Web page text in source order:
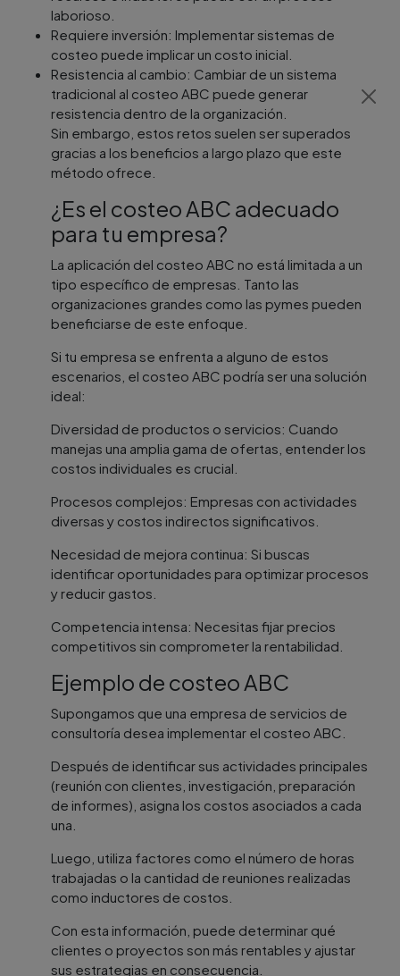
laborioso.
Requiere inversión: Implementar sistemas de
costeo puede implicar un costo inicial.
Resistencia al cambio: Cambiar de un sistema
tradicional al costeo ABC puede generar
resistencia dentro de la organización.
Sin embargo, estos retos suelen ser superados
gracias a los beneficios a largo plazo que este
método ofrece.
¿Es el costeo ABC adecuado
para tu empresa?
La aplicación del costeo ABC no está limitada a un
tipo específico de empresas. Tanto las
organizaciones grandes como las pymes pueden
beneficiarse de este enfoque.
Si tu empresa se enfrenta a alguno de estos
escenarios, el costeo ABC podría ser una solución
ideal:
Diversidad de productos o servicios: Cuando
manejas una amplia gama de ofertas, entender los
costos individuales es crucial.
Procesos complejos: Empresas con actividades
diversas y costos indirectos significativos.
Necesidad de mejora continua: Si buscas
identificar oportunidades para optimizar procesos
y reducir gastos.
Competencia intensa: Necesitas fijar precios
competitivos sin comprometer la rentabilidad.
Ejemplo de costeo ABC
Supongamos que una empresa de servicios de
consultoría desea implementar el costeo ABC.
Después de identificar sus actividades principales
(reunión con clientes, investigación, preparación
de informes), asigna los costos asociados a cada
una.
Luego, utiliza factores como el número de horas
trabajadas o la cantidad de reuniones realizadas
como inductores de costos.
Con esta información, puede determinar qué
clientes o proyectos son más rentables y ajustar
sus estrategias en consecuencia.